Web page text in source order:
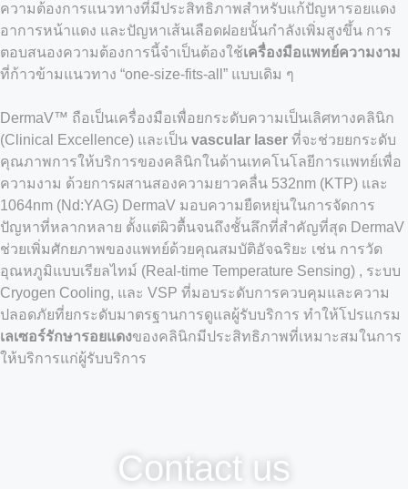
ความต้องการแนวทางที่มีประสิทธิภาพสำหรับแก้ปัญหารอยแดง
อาการหน้าแดง และปัญหาเส้นเลือดฝอยนั้นกำลังเพิ่มสูงขึ้น การ
ตอบสนองความต้องการนี้จำเป็นต้องใช้เครื่องมือแพทย์ความงาม
ที่ก้าวข้ามแนวทาง “one-size-fits-all” แบบเดิม ๆ
DermaV™ ถือเป็นเครื่องมือเพื่อยกระดับความเป็นเลิศทางคลินิก
(Clinical Excellence) และเป็น vascular laser ที่จะช่วยยกระดับ
คุณภาพการให้บริการของคลินิกในด้านเทคโนโลยีการแพทย์เพื่อ
ความงาม ด้วยการผสานสองความยาวคลื่น 532nm (KTP) และ
1064nm (Nd:YAG) DermaV มอบความยืดหยุ่นในการจัดการ
ปัญหาที่หลากหลาย ตั้งแต่ผิวตื้นจนถึงชั้นลึกที่สำคัญที่สุด DermaV
ช่วยเพิ่มศักยภาพของแพทย์ด้วยคุณสมบัติอัจฉริยะ เช่น การวัด
อุณหภูมิแบบเรียลไทม์ (Real-time Temperature Sensing) , ระบบ
Cryogen Cooling, และ VSP ที่มอบระดับการควบคุมและความ
ปลอดภัยที่ยกระดับมาตรฐานการดูแลผู้รับบริการ ทำให้โปรแกรม
เลเซอร์รักษารอยแดงของคลินิกมีประสิทธิภาพที่เหมาะสมในการ
ให้บริการแก่ผู้รับบริการ
Contact us